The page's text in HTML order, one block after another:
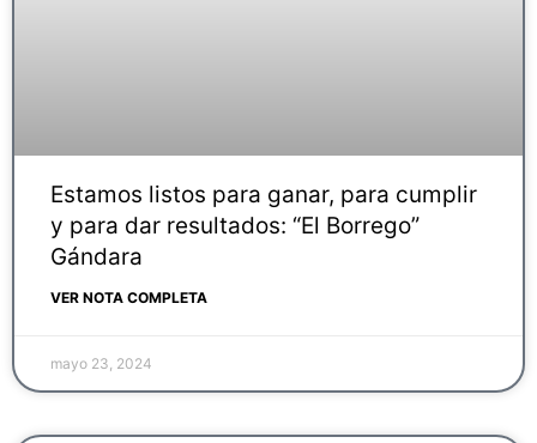
Estamos listos para ganar, para cumplir
y para dar resultados: “El Borrego”
Gándara
VER NOTA COMPLETA
mayo 23, 2024